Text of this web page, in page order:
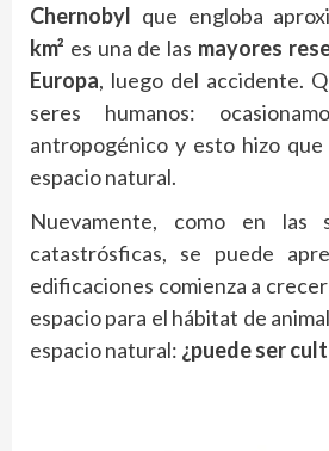
Chernobyl que engloba
km² es una de las mayores
Europa, luego del accidente.
seres humanos:
antropogénico y esto hizo
espacio natural.
Nuevamente, como en las
catastrósficas, se puede
edificaciones comienza a
espacio para el hábitat de
espacio natural: ¿puede ser